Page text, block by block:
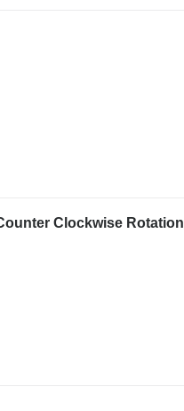
Clockwise Rotation